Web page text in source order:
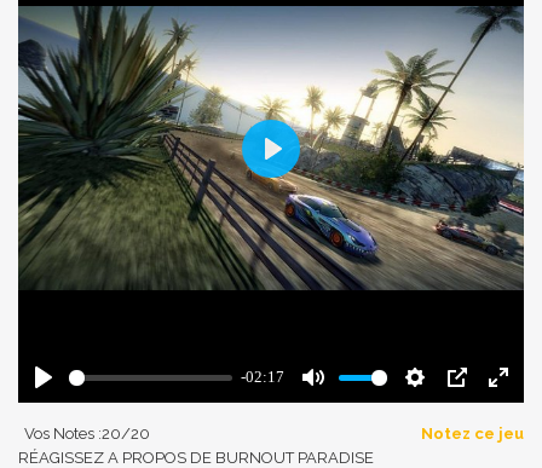
Vos Notes :20/20
Notez ce jeu
RÉAGISSEZ A PROPOS DE BURNOUT PARADISE